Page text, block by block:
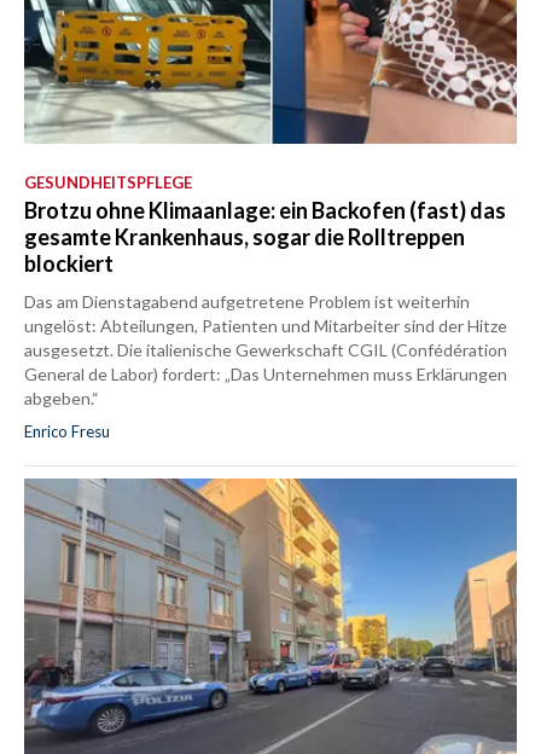
GESUNDHEITSPFLEGE
Brotzu ohne Klimaanlage: ein Backofen (fast) das
gesamte Krankenhaus, sogar die Rolltreppen
blockiert
Das am Dienstagabend aufgetretene Problem ist weiterhin
ungelöst: Abteilungen, Patienten und Mitarbeiter sind der Hitze
ausgesetzt. Die italienische Gewerkschaft CGIL (Confédération
General de Labor) fordert: „Das Unternehmen muss Erklärungen
abgeben.“
Enrico Fresu